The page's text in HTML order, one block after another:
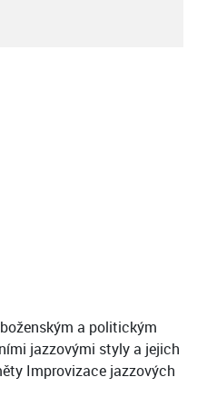
a politickým
jazzovými styly a jejich
Improvizace jazzových